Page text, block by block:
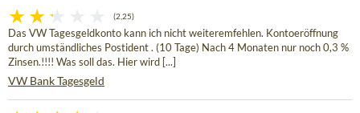
(2,25)
Das VW Tagesgeldkonto kann ich nicht weiteremfehlen. Kontoeröffnung
durch umständliches Postident . (10 Tage) Nach 4 Monaten nur noch 0,3 %
Zinsen.!!!! Was soll das. Hier wird [...]
VW Bank Tagesgeld